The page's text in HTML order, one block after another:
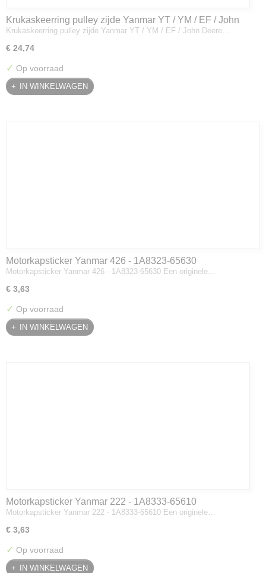
Krukaskeerring pulley zijde Yanmar YT / YM / EF / John
Deere - 119934-01800
Krukaskeerring pulley zijde Yanmar YT / YM / EF / John Deere…
€ 24,74
✓ Op voorraad
IN WINKELWAGEN
Motorkapsticker Yanmar 426 - 1A8323-65630
Motorkapsticker Yanmar 426 - 1A8323-65630 Een originele…
€ 3,63
✓ Op voorraad
IN WINKELWAGEN
Motorkapsticker Yanmar 222 - 1A8333-65610
Motorkapsticker Yanmar 222 - 1A8333-65610 Een originele…
€ 3,63
✓ Op voorraad
IN WINKELWAGEN